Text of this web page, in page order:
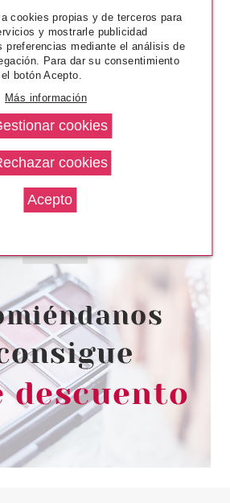
REVITALIZANTE
DORADO 150 ML
desde
0.88€
cookies propias y de terceros para
y mostrarle publicidad
preferencias mediante el análisis de
Para dar su consentimiento
botón Acepto.
Más información